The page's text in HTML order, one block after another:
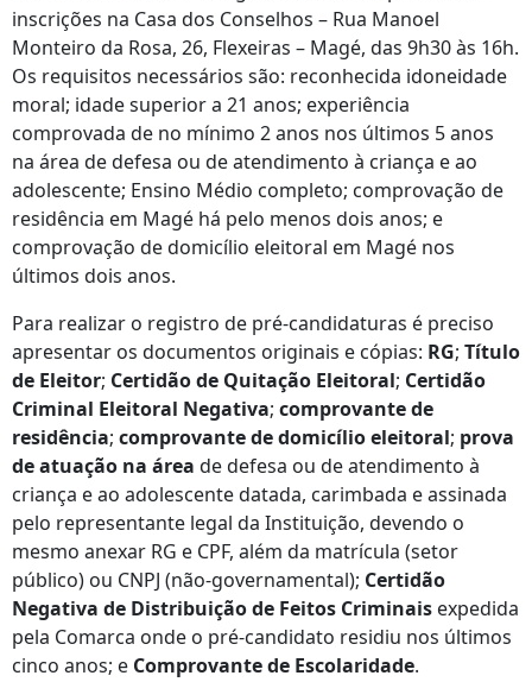
inscrições na Casa dos Conselhos – Rua Manoel
Monteiro da Rosa, 26, Flexeiras – Magé, das 9h30 às 16h.
Os requisitos necessários são: reconhecida idoneidade
moral; idade superior a 21 anos; experiência
comprovada de no mínimo 2 anos nos últimos 5 anos
na área de defesa ou de atendimento à criança e ao
adolescente; Ensino Médio completo; comprovação de
residência em Magé há pelo menos dois anos; e
comprovação de domicílio eleitoral em Magé nos
últimos dois anos.
Para realizar o registro de pré-candidaturas é preciso
apresentar os documentos originais e cópias: RG; Título
de Eleitor; Certidão de Quitação Eleitoral; Certidão
Criminal Eleitoral Negativa; comprovante de
residência; comprovante de domicílio eleitoral; prova
de atuação na área de defesa ou de atendimento à
criança e ao adolescente datada, carimbada e assinada
pelo representante legal da Instituição, devendo o
mesmo anexar RG e CPF, além da matrícula (setor
público) ou CNPJ (não-governamental); Certidão
Negativa de Distribuição de Feitos Criminais expedida
pela Comarca onde o pré-candidato residiu nos últimos
cinco anos; e Comprovante de Escolaridade.